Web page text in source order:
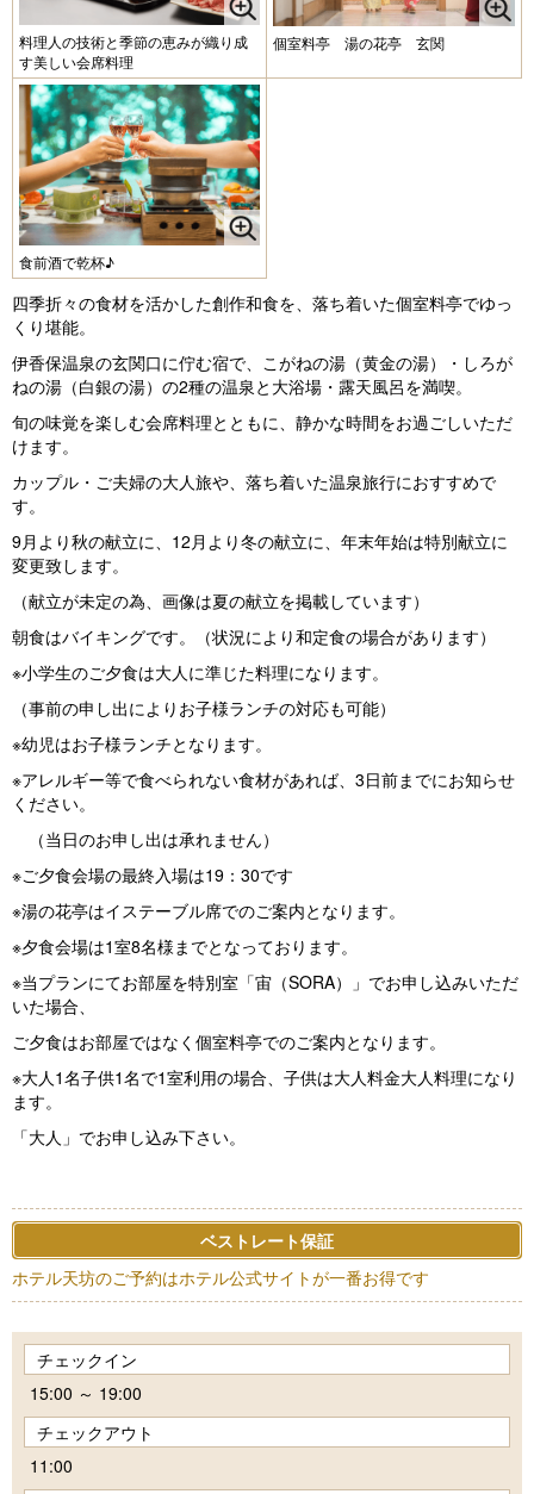
料理人の技術と季節の恵みが織り成
す美しい会席料理
個室料亭 湯の花亭 玄関
食前酒で乾杯♪
四季折々の食材を活かした創作和食を、落ち着いた個室料亭でゆっ
くり堪能。
伊香保温泉の玄関口に佇む宿で、こがねの湯（黄金の湯）・しろが
ねの湯（白銀の湯）の2種の温泉と大浴場・露天風呂を満喫。
旬の味覚を楽しむ会席料理とともに、静かな時間をお過ごしいただ
けます。
カップル・ご夫婦の大人旅や、落ち着いた温泉旅行におすすめで
す。
9月より秋の献立に、12月より冬の献立に、年末年始は特別献立に
変更致します。
（献立が未定の為、画像は夏の献立を掲載しています）
朝食はバイキングです。（状況により和定食の場合があります）
※小学生のご夕食は大人に準じた料理になります。
（事前の申し出によりお子様ランチの対応も可能）
※幼児はお子様ランチとなります。
※アレルギー等で食べられない食材があれば、3日前までにお知らせ
ください。
（当日のお申し出は承れません）
※ご夕食会場の最終入場は19：30です
※湯の花亭はイステーブル席でのご案内となります。
※夕食会場は1室8名様までとなっております。
※当プランにてお部屋を特別室「宙（SORA）」でお申し込みいただ
いた場合、
ご夕食はお部屋ではなく個室料亭でのご案内となります。
※大人1名子供1名で1室利用の場合、子供は大人料金大人料理になり
ます。
「大人」でお申し込み下さい。
ベストレート保証
ホテル天坊のご予約はホテル公式サイトが一番お得です
チェックイン
15:00 ～ 19:00
チェックアウト
11:00